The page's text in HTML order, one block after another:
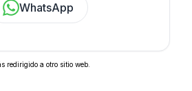
WhatsApp
redirigido a otro sitio web.